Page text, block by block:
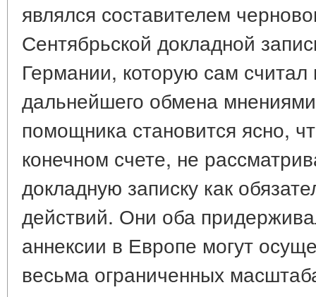
являлся составителем
Сентябрьской докладной
Германии, которую сам
дальнейшего обмена
помощника становится ясно,
конечном счете, не
докладную записку как
действий. Они оба
аннексии в Европе могут
весьма ограниченных